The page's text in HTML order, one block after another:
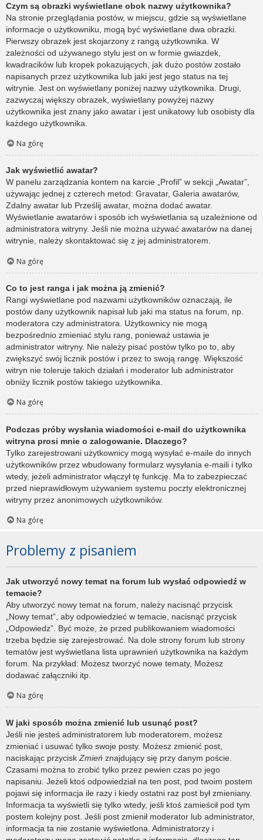
Czym są obrazki wyświetlane obok nazwy użytkownika?
Na stronie przeglądania postów, w miejscu, gdzie są wyświetlane
informacje o użytkowniku, mogą być wyświetlane dwa obrazki.
Pierwszy obrazek jest skojarzony z rangą użytkownika. W
zależności od używanego stylu jest on w formie gwiazdek,
kwadracików lub kropek pokazujących, jak dużo postów zostało
napisanych przez użytkownika lub jaki jest jego status na tej
witrynie. Jest on wyświetlany poniżej nazwy użytkownika. Drugi,
zazwyczaj większy obrazek, wyświetlany powyżej nazwy
użytkownika jest znany jako awatar i jest unikatowy lub osobisty dla
każdego użytkownika.
Na górę
Jak wyświetlić awatar?
W panelu zarządzania kontem na karcie „Profil” w sekcji „Awatar”,
używając jednej z czterech metod: Gravatar, Galeria awatarów,
Zdalny awatar lub Prześlij awatar, można dodać awatar.
Wyświetlanie awatarów i sposób ich wyświetlania są uzależnione od
administratora witryny. Jeśli nie można używać awatarów na danej
witrynie, należy skontaktować się z jej administratorem.
Na górę
Co to jest ranga i jak można ją zmienić?
Rangi wyświetlane pod nazwami użytkowników oznaczają, ile
postów dany użytkownik napisał lub jaki ma status na forum, np.
moderatora czy administratora. Użytkownicy nie mogą
bezpośrednio zmieniać stylu rang, ponieważ ustawia je
administrator witryny. Nie należy pisać postów tylko po to, aby
zwiększyć swój licznik postów i przez to swoją rangę. Większość
witryn nie toleruje takich działań i moderator lub administrator
obniży licznik postów takiego użytkownika.
Na górę
Podczas próby wysłania wiadomości e-mail do użytkownika
witryna prosi mnie o zalogowanie. Dlaczego?
Tylko zarejestrowani użytkownicy mogą wysyłać e-maile do innych
użytkowników przez wbudowany formularz wysyłania e-maili i tylko
wtedy, jeżeli administrator włączył tę funkcję. Ma to zabezpieczać
przed nieprawidłowym używaniem systemu poczty elektronicznej
witryny przez anonimowych użytkowników.
Na górę
Problemy z pisaniem
Jak utworzyć nowy temat na forum lub wysłać odpowiedź w
temacie?
Aby utworzyć nowy temat na forum, należy nacisnąć przycisk
„Nowy temat”, aby odpowiedzieć w temacie, nacisnąć przycisk
„Odpowiedz”. Być może, że przed publikowaniem wiadomości
trzeba będzie się zarejestrować. Na dole strony forum lub strony
tematów jest wyświetlana lista uprawnień użytkownika na każdym
forum. Na przykład: Możesz tworzyć nowe tematy, Możesz
dodawać załączniki itp.
Na górę
W jaki sposób można zmienić lub usunąć post?
Jeśli nie jesteś administratorem lub moderatorem, możesz
zmieniać i usuwać tylko swoje posty. Możesz zmienić post,
naciskając przycisk Zmień znajdujący się przy danym poście.
Czasami można to zrobić tylko przez pewien czas po jego
napisaniu. Jeżeli ktoś odpowiedział na ten post, pod twoim postem
pojawi się informacja ile razy i kiedy ostatni raz post był zmieniany.
Informacja ta wyświetli się tylko wtedy, jeśli ktoś zamieścił pod tym
postem kolejny post. Jeśli post zmienił moderator lub administrator,
informacja ta nie zostanie wyświetlona. Administratorzy i